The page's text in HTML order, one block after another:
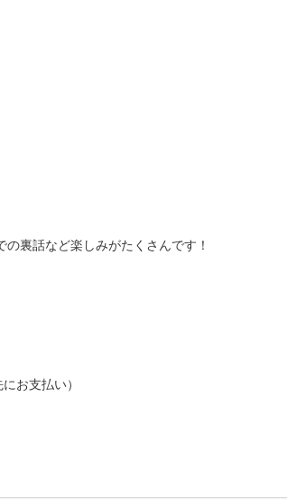
裏話など楽しみがたくさんです！
お支払い）